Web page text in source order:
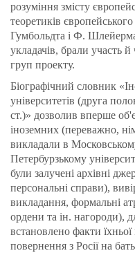
розуміння змісту
теоретиків
Гумбольдта і Ф.
укладачів, брали участь й
груп проекту.
Біографічний словник
університетів (друга
ст.)» дозволив вперше
іноземних (переважно,
викладали в
Петербурзькому
були залучені архівні
персональні справи),
викладання, формальні
ордени та ін. нагороди),
встановлено факти
повернення з Росії на